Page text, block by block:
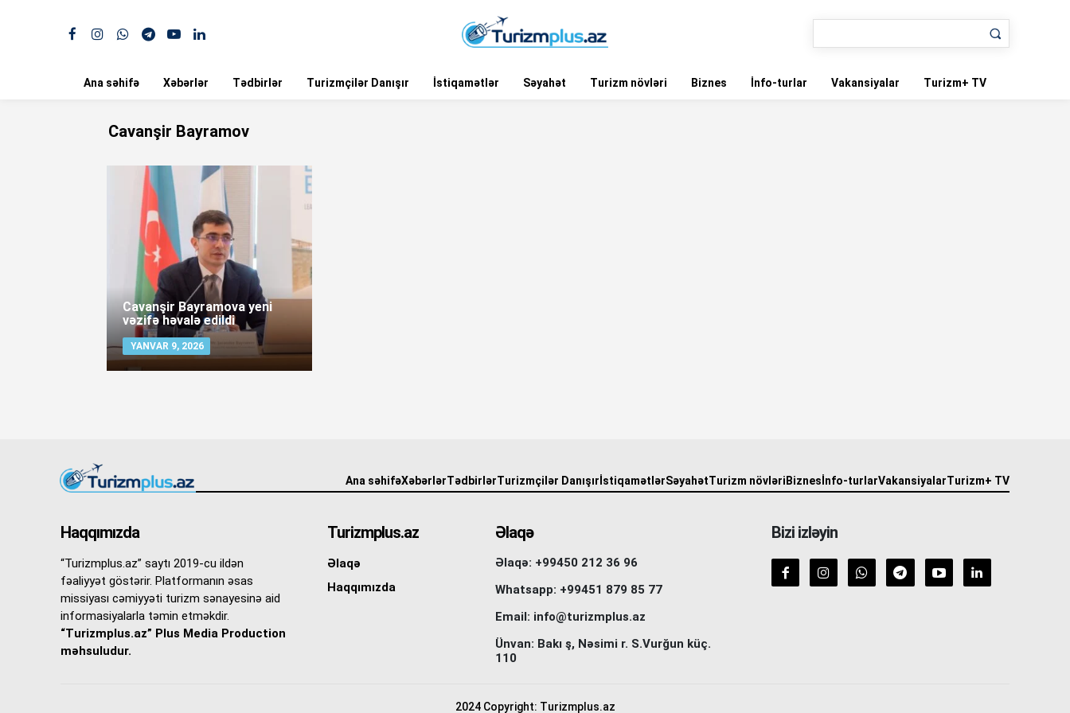
Ana səhifə Xəbərlər Tədbirlər Turizmçilər Danışır İstiqamətlər Səyahət Turizm növləri Biznes İnfo-turlar Vakansiyalar Turizm+ TV
Cavanşir Bayramov
Cavanşir Bayramova yeni
vəzifə həvalə edildi
YANVAR 9, 2026
Ana səhifəXəbərlərTədbirlərTurizmçilər Danışır İstiqamətlərSəyahətTurizm növləri Biznes İnfo-turlarVakansiyalarTurizm+ TV
Haqqımızda
“Turizmplus.az” saytı 2019-cu ildən
fəaliyyət göstərir. Platformanın əsas
missiyası cəmiyyəti turizm sənayesinə aid
informasiyalarla təmin etməkdir.
“Turizmplus.az” Plus Media Production
məhsuludur.
Turizmplus.az
Əlaqə
Haqqımızda
Əlaqə
Əlaqə: +99450 212 36 96
Whatsapp: +99451 879 85 77
Email: info@turizmplus.az
Ünvan: Bakı ş, Nəsimi r. S.Vurğun küç.
110
Bizi izləyin
2024 Copyright: Turizmplus.az